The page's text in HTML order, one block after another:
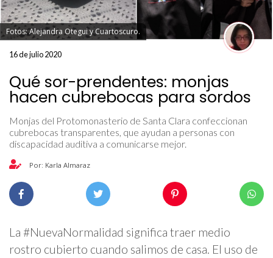
Fotos: Alejandra Otegui y Cuartoscuro.
16 de julio 2020
Qué sor-prendentes: monjas
hacen cubrebocas para sordos
Monjas del Protomonasterio de Santa Clara confeccionan
cubrebocas transparentes, que ayudan a personas con
discapacidad auditiva a comunicarse mejor.
Por: Karla Almaraz
La #NuevaNormalidad significa traer medio
rostro cubierto cuando salimos de casa. El uso de